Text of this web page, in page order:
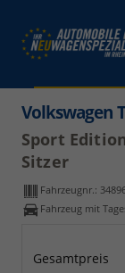
Volkswagen
Sport
Sitzer
Fahrzeugnr.:
Fahrzeug mit
Gesamtpreis